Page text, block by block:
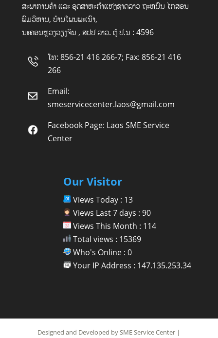
ສະພາການຄ້າ ແລະ ອຸດສາຫະກໍາແຫ່ງຊາດລາວ ຖະຫນົນ ໄກສອນ
ພົມວິຫານ, ບ້ານໂພນພະເນົາ,
ນະຄອນຫຼວງວຽງຈັນ , ສປປ ລາວ. ຕູ້ ປ.ນ : 4596
ໂທ: 856-21 416 266-7; Fax: 856-21 416
266
Email:
smeservicecenter.laos@gmail.com
Facebook Page: Laos SME Service
Center
Our Visitor
Views Today : 13
Views Last 7 days : 90
Views This Month : 114
Total views : 15369
Who's Online : 0
Your IP Address : 147.135.253.34
Designed and Developed by SME Service Center |